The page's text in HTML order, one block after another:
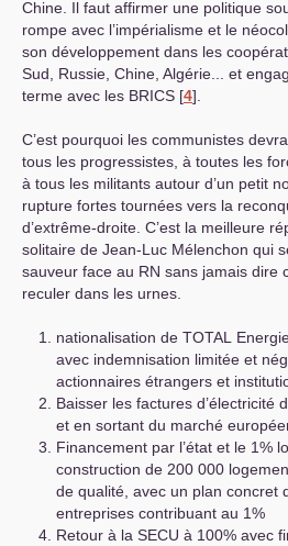
Chine. Il faut affirmer une politique
rompe avec l’impérialisme et le
son développement dans les
Sud, Russie, Chine, Algérie... et
terme avec les BRICS [4]
C’est pourquoi les communistes
tous les progressistes, à toutes les
à tous les militants autour d’un petit
rupture fortes tournées vers la
d’extrême-droite. C’est la meilleure
solitaire de Jean-Luc Mélenchon qui
sauveur face au RN sans jamais dire
reculer dans les urnes.
nationalisation de TOTAL
avec indemnisation limitée et
actionnaires étrangers et
Baisser les factures d’électricité
et en sortant du marché
Financement par l’état et le 1%
construction de 200 000
de qualité, avec un plan concret
entreprises contribuant au 1%
Retour à la SECU à 100% avec